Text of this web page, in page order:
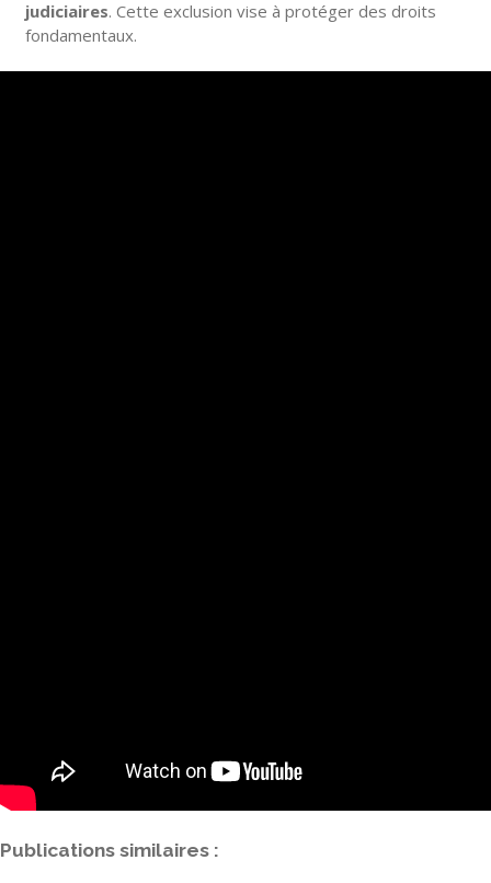
judiciaires. Cette exclusion vise à protéger des droits
fondamentaux.
Publications similaires :